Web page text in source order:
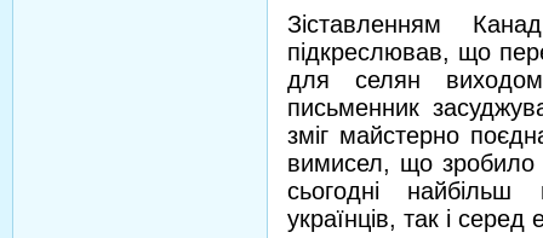
Зіставленням
підкреслював, що
для селян
письменник
зміг майстерно
вимисел, що зробило
сьогодні
українців, так і серед